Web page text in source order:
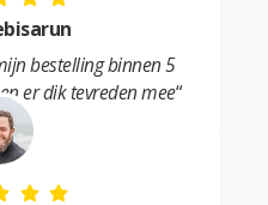
bestelling binnen 5
er dik tevreden mee“